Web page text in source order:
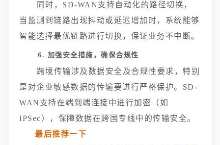
同时，SD-WAN支持自动化的路径切换，
当监测到链路出现抖动或延迟增加时，系统能够
智能选择最优链路进行切换，保证业务不中断。
6. 加强安全措施，确保合规性
跨境传输涉及数据安全及合规性要求，特别
是对企业敏感数据的传输要进行严格保护。SD-
WAN支持在端到端连接中进行加密（如
IPSec），保障数据在跨国专线中的传输安全。
最后推荐一下